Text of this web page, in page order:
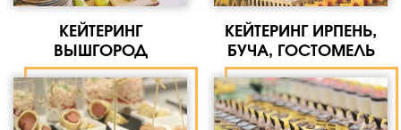
КЕЙТЕРИНГ
ВЫШГОРОД
КЕЙТЕРИНГ ИРПЕНЬ,
БУЧА, ГОСТОМЕЛЬ